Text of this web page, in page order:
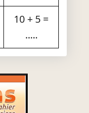
10 + 5 =
.....